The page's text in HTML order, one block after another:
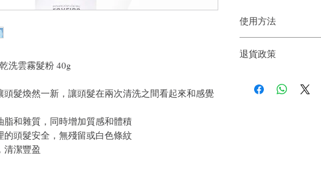
洗雲霧髮粉 40g
頭髮煥然一新，讓頭髮在兩次清洗之間看起來和感覺
脂和雜質，同時增加質感和體積
的頭髮安全，無殘留或白色條紋
清潔豐盈
使用方法
或刷子按摩去除粉末。
退貨政策
戶。首先，您需要在